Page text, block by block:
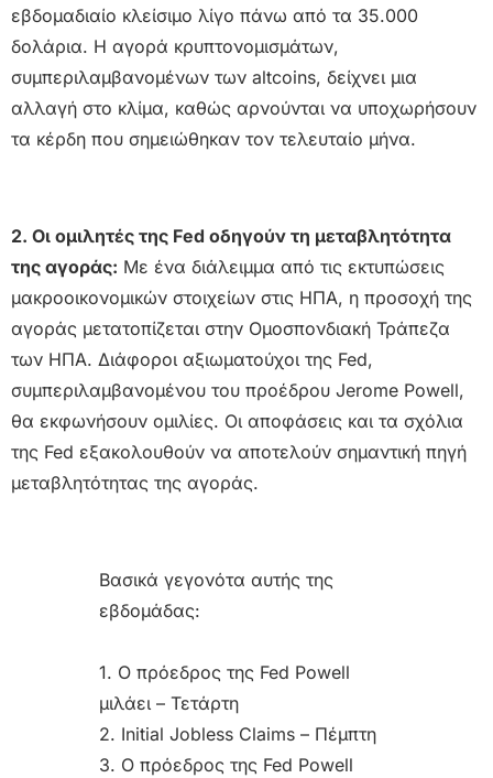
εβδομαδιαίο κλείσιμο λίγο πάνω από τα 35.000
δολάρια. Η αγορά κρυπτονομισμάτων,
συμπεριλαμβανομένων των altcoins, δείχνει μια
αλλαγή στο κλίμα, καθώς αρνούνται να υποχωρήσουν
τα κέρδη που σημειώθηκαν τον τελευταίο μήνα.
2. Οι ομιλητές της Fed οδηγούν τη μεταβλητότητα
της αγοράς: Με ένα διάλειμμα από τις εκτυπώσεις
μακροοικονομικών στοιχείων στις ΗΠΑ, η προσοχή της
αγοράς μετατοπίζεται στην Ομοσπονδιακή Τράπεζα
των ΗΠΑ. Διάφοροι αξιωματούχοι της Fed,
συμπεριλαμβανομένου του προέδρου Jerome Powell,
θα εκφωνήσουν ομιλίες. Οι αποφάσεις και τα σχόλια
της Fed εξακολουθούν να αποτελούν σημαντική πηγή
μεταβλητότητας της αγοράς.
Βασικά γεγονότα αυτής της
εβδομάδας:
1. Ο πρόεδρος της Fed Powell
μιλάει – Τετάρτη
2. Initial Jobless Claims – Πέμπτη
3. Ο πρόεδρος της Fed Powell